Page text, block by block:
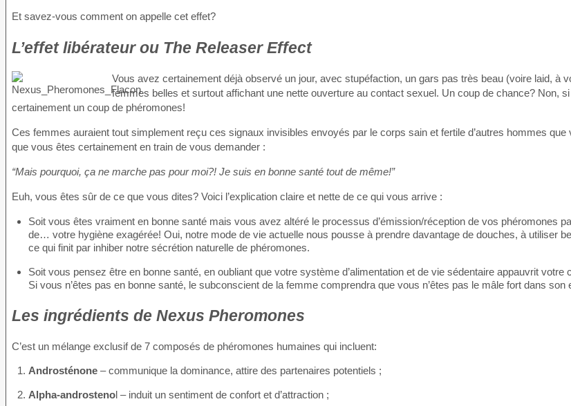
Et savez-vous comment on appelle cet effet?
L’effet libérateur ou The Releaser Effect
Vous avez certainement déjà observé un jour, avec stupéfaction, un gars pas très beau (voire laid, à
femmes belles et surtout affichant une nette ouverture au contact sexuel. Un coup de chance? Non, si
certainement un coup de phéromones!
Ces femmes auraient tout simplement reçu ces signaux invisibles envoyés par le corps sain et fertile d’autres hommes
que vous êtes certainement en train de vous demander :
“Mais pourquoi, ça ne marche pas pour moi?! Je suis en bonne santé tout de même!”
Euh, vous êtes sûr de ce que vous dites? Voici l’explication claire et nette de ce qui vous arrive :
Soit vous êtes vraiment en bonne santé mais vous avez altéré le processus d’émission/réception de vos phéromones
de… votre hygiène exagérée! Oui, notre mode de vie actuelle nous pousse à prendre davantage de douches, à utiliser
ce qui finit par inhiber notre sécrétion naturelle de phéromones.
Soit vous pensez être en bonne santé, en oubliant que votre système d’alimentation et de vie sédentaire appauvrit votre
Si vous n’êtes pas en bonne santé, le subconscient de la femme comprendra que vous n’êtes pas le mâle fort dans son
Les ingrédients de Nexus Pheromones
C’est un mélange exclusif de 7 composés de phéromones humaines qui incluent:
Androsténone – communique la dominance, attire des partenaires potentiels ;
Alpha-androstenol – induit un sentiment de confort et d’attraction ;